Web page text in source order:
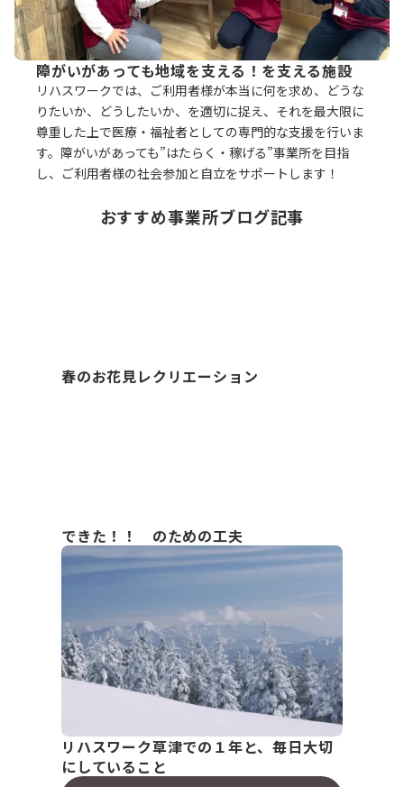
障がいがあっても地域を支える！を支える施設
リハスワークでは、ご利用者様が本当に何を求め、どうな
りたいか、どうしたいか、を適切に捉え、それを最大限に
尊重した上で医療・福祉者としての専門的な支援を行いま
す。障がいがあっても”はたらく・稼げる”事業所を目指
し、ご利用者様の社会参加と自立をサポートします！
おすすめ事業所ブログ記事
春のお花見レクリエーション
できた！！ のための工夫
リハスワーク草津での１年と、毎日大切
にしていること